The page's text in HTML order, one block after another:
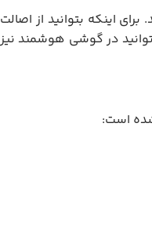
اینکه بتوانید از اصالت
در گوشی هوشمند نیز